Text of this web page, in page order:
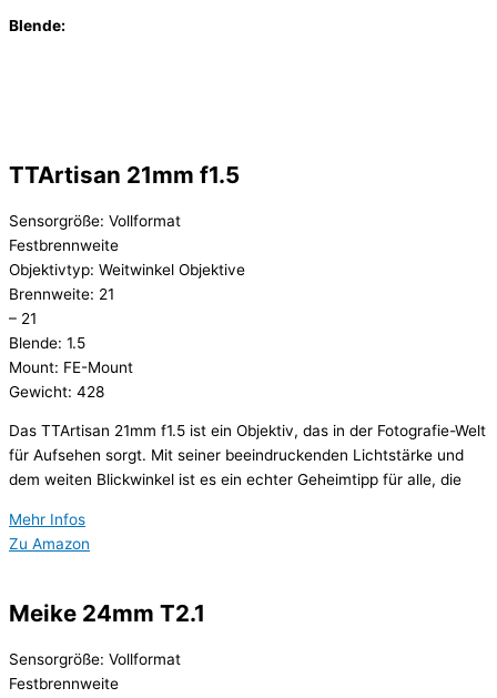
Blende:
TTArtisan 21mm f1.5
Sensorgröße: Vollformat
Festbrennweite
Objektivtyp: Weitwinkel Objektive
Brennweite: 21
– 21
Blende: 1.5
Mount: FE-Mount
Gewicht: 428
Das TTArtisan 21mm f1.5 ist ein Objektiv, das in der Fotografie-Welt
für Aufsehen sorgt. Mit seiner beeindruckenden Lichtstärke und
dem weiten Blickwinkel ist es ein echter Geheimtipp für alle, die
Mehr Infos
Zu Amazon
Meike 24mm T2.1
Sensorgröße: Vollformat
Festbrennweite